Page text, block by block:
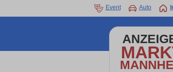
Event Auto